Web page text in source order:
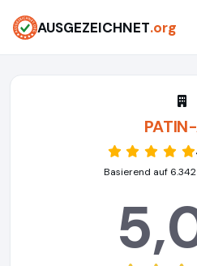
AUSGEZEICHNET.org
Basierend auf